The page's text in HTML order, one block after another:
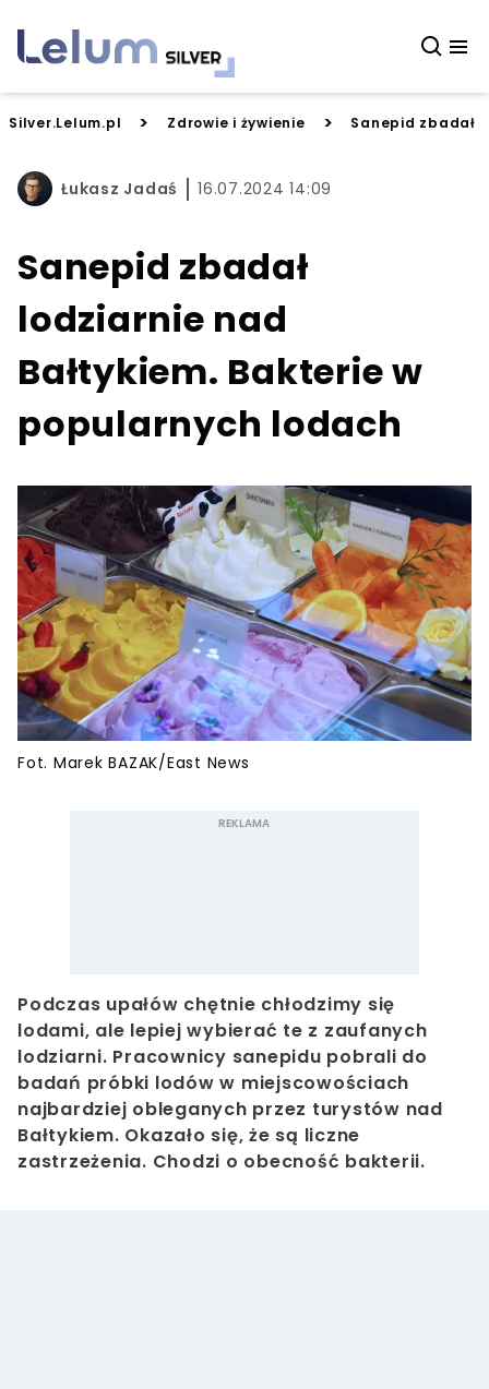
Silver.Lelum.pl > Zdrowie i żywienie > Sanepid zbadał
Łukasz Jadaś 16.07.2024 14:09
Sanepid zbadał
lodziarnie nad
Bałtykiem. Bakterie w
popularnych lodach
Fot. Marek BAZAK/East News
Podczas upałów chętnie chłodzimy się
lodami, ale lepiej wybierać te z zaufanych
lodziarni. Pracownicy sanepidu pobrali do
badań próbki lodów w miejscowościach
najbardziej obleganych przez turystów nad
Bałtykiem. Okazało się, że są liczne
zastrzeżenia. Chodzi o obecność bakterii.